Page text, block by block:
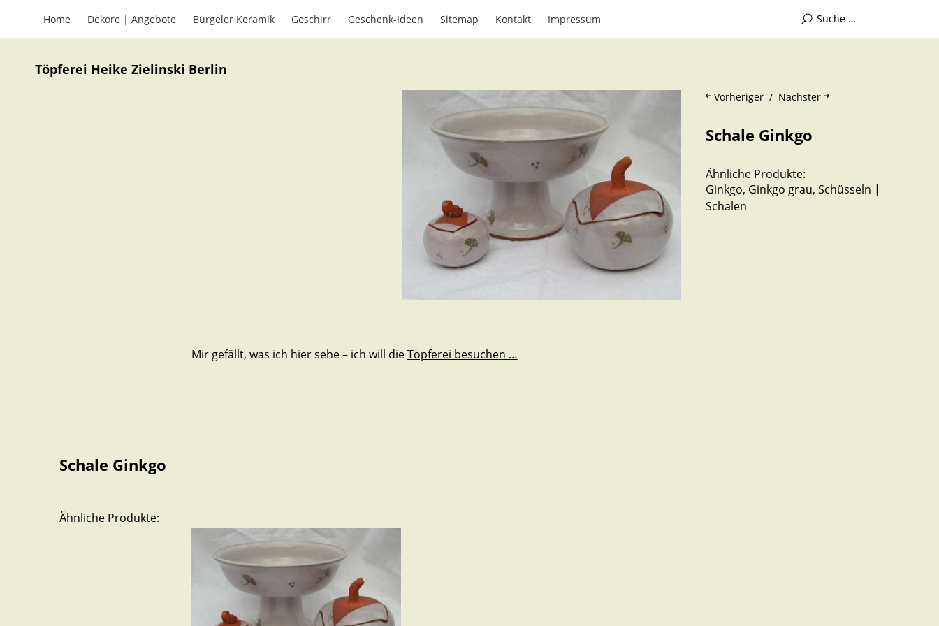
Home Dekore | Angebote Bürgeler Keramik Geschirr Geschenk-Ideen Sitemap Kontakt Impressum
Töpferei Heike Zielinski Berlin
Nächster
Vorheriger
Schale Ginkgo
Ähnliche Produkte:
Ginkgo, Ginkgo grau, Schüsseln |
Schalen
Mir gefällt, was ich hier sehe – ich will dieTöpferei besuchen …
Schale Ginkgo
Ähnliche Produkte: